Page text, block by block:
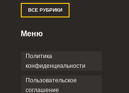
ВСЕ РУБРИКИ
Меню
Политика
конфиденциальности
Пользовательское
соглашение